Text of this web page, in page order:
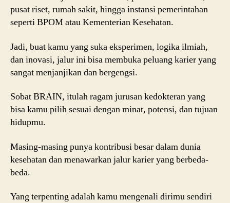
pusat riset, rumah sakit, hingga instansi pemerintahan
seperti BPOM atau Kementerian Kesehatan.
Jadi, buat kamu yang suka eksperimen, logika ilmiah,
dan inovasi, jalur ini bisa membuka peluang karier yang
sangat menjanjikan dan bergengsi.
Sobat BRAIN, itulah ragam jurusan kedokteran yang
bisa kamu pilih sesuai dengan minat, potensi, dan tujuan
hidupmu.
Masing-masing punya kontribusi besar dalam dunia
kesehatan dan menawarkan jalur karier yang berbeda-
beda.
Yang terpenting adalah kamu mengenali dirimu sendiri